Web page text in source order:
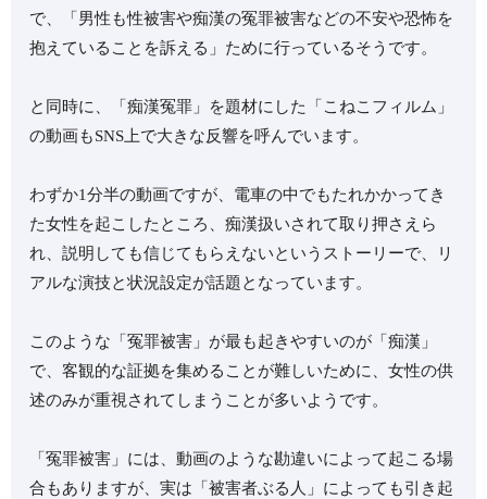
で、「男性も性被害や痴漢の冤罪被害などの不安や恐怖を
抱えていることを訴える」ために行っているそうです。
と同時に、「痴漢冤罪」を題材にした「こねこフィルム」
の動画もSNS上で大きな反響を呼んでいます。
わずか1分半の動画ですが、電車の中でもたれかかってき
た女性を起こしたところ、痴漢扱いされて取り押さえら
れ、説明しても信じてもらえないというストーリーで、リ
アルな演技と状況設定が話題となっています。
このような「冤罪被害」が最も起きやすいのが「痴漢」
で、客観的な証拠を集めることが難しいために、女性の供
述のみが重視されてしまうことが多いようです。
「冤罪被害」には、動画のような勘違いによって起こる場
合もありますが、実は「被害者ぶる人」によっても引き起